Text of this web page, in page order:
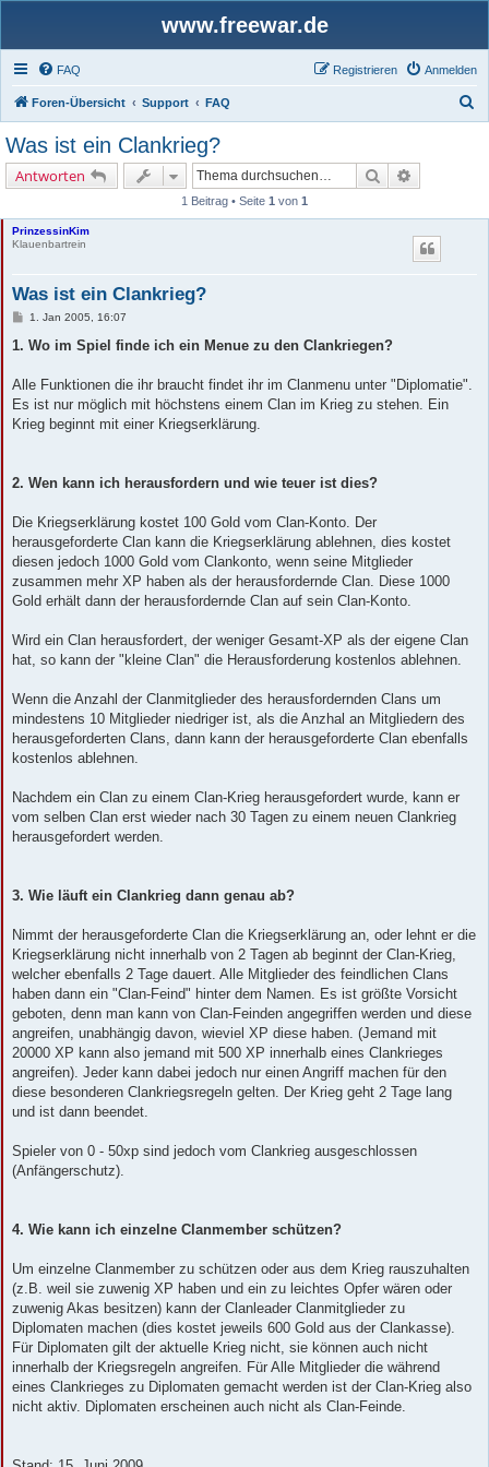
www.freewar.de
FAQ Anmelden
Registrieren
Foren-Übersicht Support FAQ
Was ist ein Clankrieg?
Antworten Suche
1 Beitrag • Seite 1 von 1
PrinzessinKim
Klauenbartrein
Was ist ein Clankrieg?
B
a
1. Jan 2005, 16:07
1. Wo im Spiel finde ich ein Menue zu den Clankriegen?
Alle Funktionen die ihr braucht findet ihr im Clanmenu unter "Diplomatie".
Es ist nur möglich mit höchstens einem Clan im Krieg zu stehen. Ein
Krieg beginnt mit einer Kriegserklärung.
2. Wen kann ich herausfordern und wie teuer ist dies?
Die Kriegserklärung kostet 100 Gold vom Clan-Konto. Der
herausgeforderte Clan kann die Kriegserklärung ablehnen, dies kostet
diesen jedoch 1000 Gold vom Clankonto, wenn seine Mitglieder
zusammen mehr XP haben als der herausfordernde Clan. Diese 1000
Gold erhält dann der herausfordernde Clan auf sein Clan-Konto.
Wird ein Clan herausfordert, der weniger Gesamt-XP als der eigene Clan
hat, so kann der "kleine Clan" die Herausforderung kostenlos ablehnen.
Wenn die Anzahl der Clanmitglieder des herausfordernden Clans um
mindestens 10 Mitglieder niedriger ist, als die Anzhal an Mitgliedern des
herausgeforderten Clans, dann kann der herausgeforderte Clan ebenfalls
kostenlos ablehnen.
Nachdem ein Clan zu einem Clan-Krieg herausgefordert wurde, kann er
vom selben Clan erst wieder nach 30 Tagen zu einem neuen Clankrieg
herausgefordert werden.
3. Wie läuft ein Clankrieg dann genau ab?
Nimmt der herausgeforderte Clan die Kriegserklärung an, oder lehnt er die
Kriegserklärung nicht innerhalb von 2 Tagen ab beginnt der Clan-Krieg,
welcher ebenfalls 2 Tage dauert. Alle Mitglieder des feindlichen Clans
haben dann ein "Clan-Feind" hinter dem Namen. Es ist größte Vorsicht
geboten, denn man kann von Clan-Feinden angegriffen werden und diese
angreifen, unabhängig davon, wieviel XP diese haben. (Jemand mit
20000 XP kann also jemand mit 500 XP innerhalb eines Clankrieges
angreifen). Jeder kann dabei jedoch nur einen Angriff machen für den
diese besonderen Clankriegsregeln gelten. Der Krieg geht 2 Tage lang
und ist dann beendet.
Spieler von 0 - 50xp sind jedoch vom Clankrieg ausgeschlossen
(Anfängerschutz).
4. Wie kann ich einzelne Clanmember schützen?
Um einzelne Clanmember zu schützen oder aus dem Krieg rauszuhalten
(z.B. weil sie zuwenig XP haben und ein zu leichtes Opfer wären oder
zuwenig Akas besitzen) kann der Clanleader Clanmitglieder zu
Diplomaten machen (dies kostet jeweils 600 Gold aus der Clankasse).
Für Diplomaten gilt der aktuelle Krieg nicht, sie können auch nicht
innerhalb der Kriegsregeln angreifen. Für Alle Mitglieder die während
eines Clankrieges zu Diplomaten gemacht werden ist der Clan-Krieg also
nicht aktiv. Diplomaten erscheinen auch nicht als Clan-Feinde.